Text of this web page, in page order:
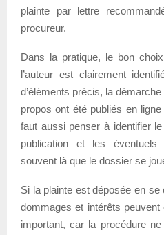
plainte par lettre
procureur.
Dans la pratique, le bon
l’auteur est clairement
d’éléments précis, la
propos ont été publiés en
faut aussi penser à identifier
publication et les
souvent là que le dossier se
Si la plainte est déposée en
dommages et intérêts
important, car la procédure